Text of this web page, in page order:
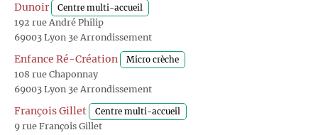
Dunoir Centre multi-accueil
192 rue André Philip
69003 Lyon 3e Arrondissement
Enfance Ré-Création Micro crèche
108 rue Chaponnay
69003 Lyon 3e Arrondissement
François Gillet Centre multi-accueil
9 rue François Gillet